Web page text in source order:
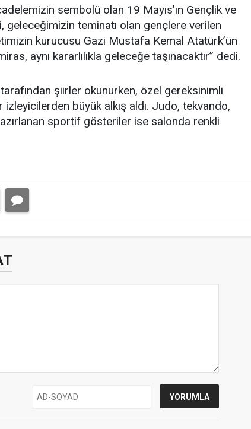
sembolü olan 19 Mayıs’ın Gençlik ve
geleceğimizin teminatı olan gençlere verilen
kurucusu Gazi Mustafa Kemal Atatürk’ün
aynı kararlılıkla geleceğe taşınacaktır” dedi.
şiirler okunurken, özel gereksinimli
büyük alkış aldı. Judo, tekvando,
sportif gösteriler ise salonda renkli